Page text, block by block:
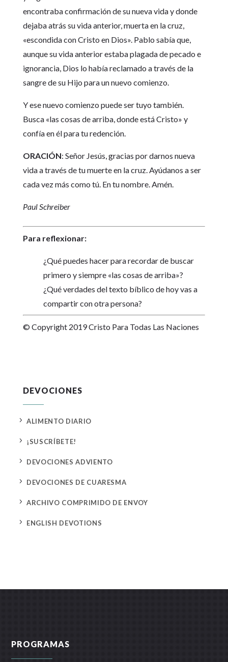
encontraba confirmación de su nueva vida y donde
dejaba atrás su vida anterior, muerta en la cruz,
«escondida con Cristo en Dios». Pablo sabía que,
aunque su vida anterior estaba plagada de pecado e
ignorancia, Dios lo había reclamado a través de la
sangre de su Hijo para un nuevo comienzo.
Y ese nuevo comienzo puede ser tuyo también.
Busca «las cosas de arriba, donde está Cristo» y
confía en él para tu redención.
ORACIÓN: Señor Jesús, gracias por darnos nueva
vida a través de tu muerte en la cruz. Ayúdanos a ser
cada vez más como tú. En tu nombre. Amén.
Paul Schreiber
Para reflexionar:
¿Qué puedes hacer para recordar de buscar
primero y siempre «las cosas de arriba»?
¿Qué verdades del texto bíblico de hoy vas a
compartir con otra persona?
© Copyright 2019 Cristo Para Todas Las Naciones
DEVOCIONES
5 ALIMENTO DIARIO
5 ¡SUSCRÍBETE!
5 DEVOCIONES ADVIENTO
5 DEVOCIONES DE CUARESMA
5 ARCHIVO COMPRIMIDO DE ENVOY
5 ENGLISH DEVOTIONS
PROGRAMAS